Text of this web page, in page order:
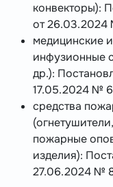
конвекторы):
от 26.03.2024
медицинские
инфузионные
др.):
17.05.2024 №
средства
пожарные
изделия):
27.06.2024 №